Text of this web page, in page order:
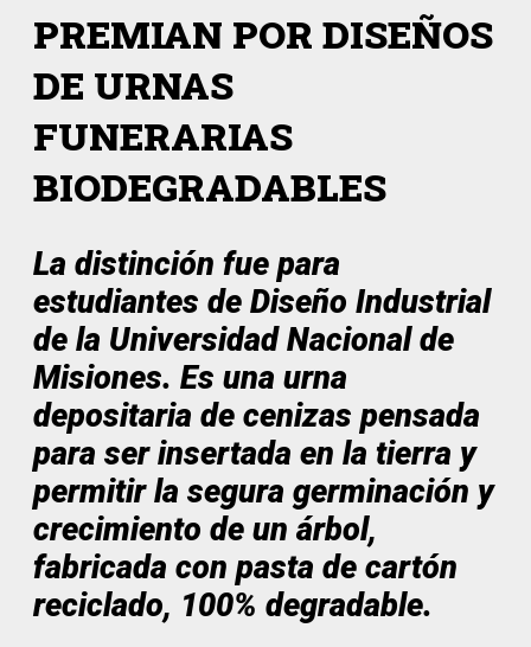
PREMIAN POR DISEÑOS
DE URNAS
FUNERARIAS
BIODEGRADABLES
La distinción fue para
estudiantes de Diseño Industrial
de la Universidad Nacional de
Misiones. Es una urna
depositaria de cenizas pensada
para ser insertada en la tierra y
permitir la segura germinación y
crecimiento de un árbol,
fabricada con pasta de cartón
reciclado, 100% degradable.